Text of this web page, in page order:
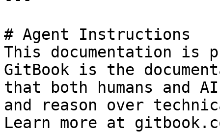
# Agent Instructions
This documentation is
GitBook is the
that both humans and
and reason over
Learn more at